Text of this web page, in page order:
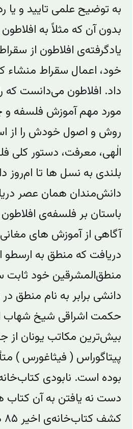
به توضیح علمی تایید و یا
بدون آن که مثلاً به
یاد‌گرفته‌ی افلاطون از
خود،‌ اعمال سقراط منشاء
داد. افلاطون می‌دانست که
مورد مهم آموزش فلسفه و
روش ‌و اصول خودش را از
الٰهی، معرفت، دستور کلی
بلندی به نسل ها تا
دانش‌مندان همان عصر
باستان بر فلسفه‌ی
آگاهی از آموزش های
دریافت که منطق به
منطق‌المشرقین خود
دانشی برابر به نام منطق
حکمت اشراقی شیخ شهاب
بیش‌ترین مکاتب یونان از
پیتاگوراس ( فیثاغورس )
بوده است. نابودی
دست نه یافتن به آن کتاب